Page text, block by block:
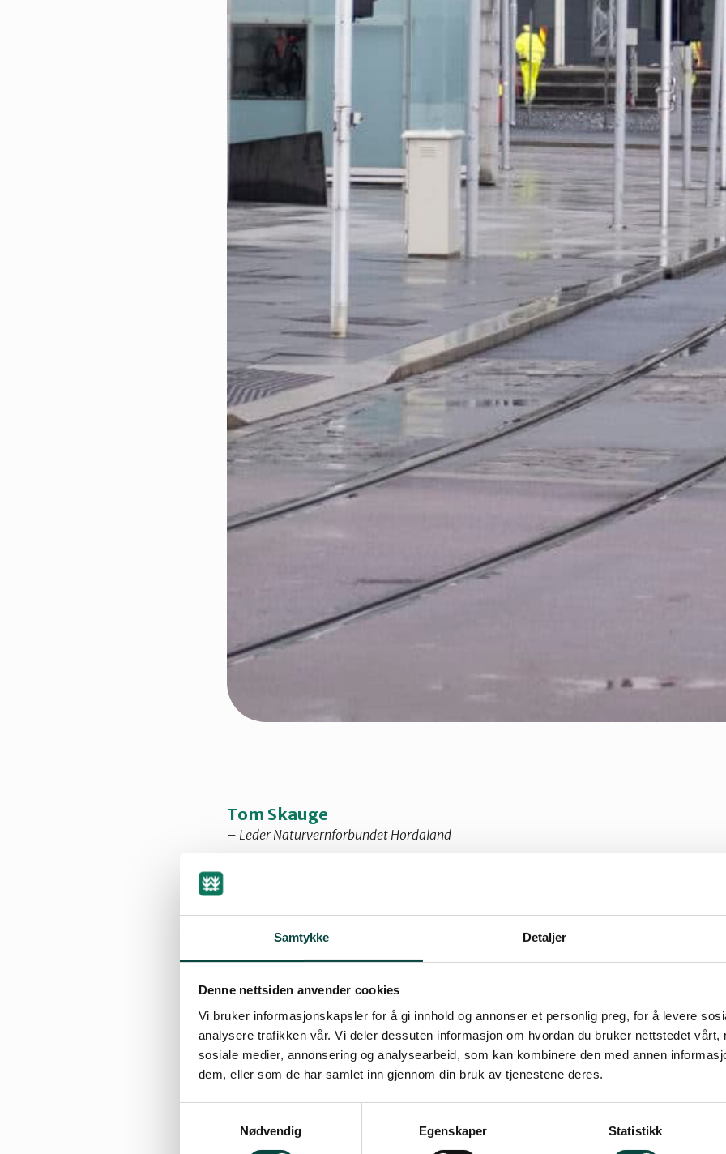
Samtykke Detaljer
Denne nettsiden anvender cookies
Vi bruker informasjonskapsler for å gi innhold og annonser et personlig preg, for å levere
analysere trafikken vår. Vi deler dessuten informasjon om hvordan du bruker nettstedet vårt,
sosiale medier, annonsering og analysearbeid, som kan kombinere den med annen
dem, eller som de har samlet inn gjennom din bruk av tjenestene deres.
Nødvendig
Egenskaper Statistikk
Tom Skauge
– Leder Naturvernforbundet Hordaland
Bybanen i Bergen er en dundrende suksess. Linje 1 til Nesttun
forlenget til Flesland hadde 100 millioner reisende første 10 år.
motstanderne kalt «snigletrikk». Det var fordi fagfolk og
et kompromiss mellom hurtighet og bybanestopp nær
arbeidsplasser. Likevel går banen i snitt raskere enn T-banen i